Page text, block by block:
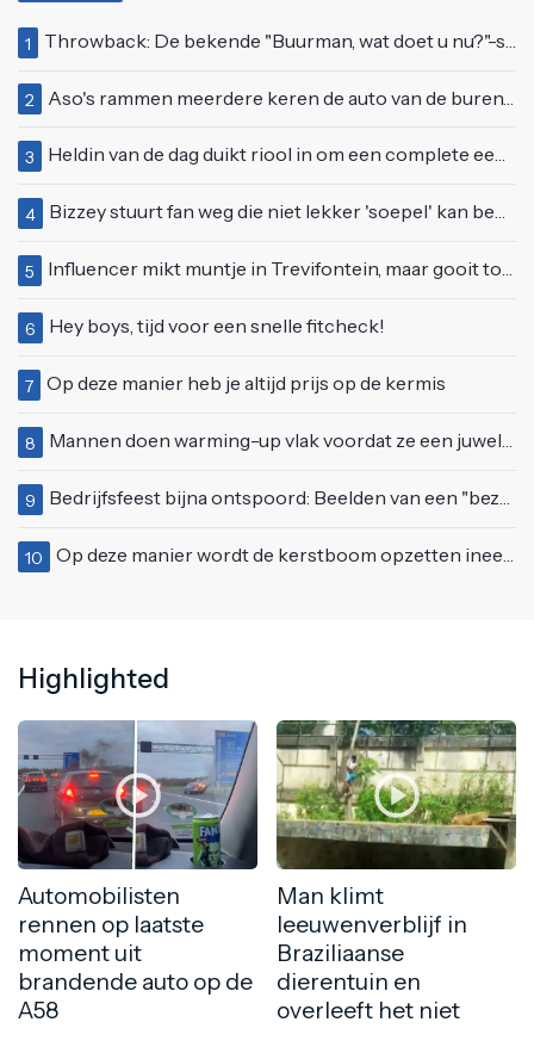
1 Throwback: De bekende "Buurman, wat doet u nu?"-scène uit Flodder met Tatjana Šimić
2 Aso's rammen meerdere keren de auto van de buren, maar doen alsof er niets gebeurd is
3 Heldin van de dag duikt riool in om een complete eendenfamilie te redden
4 Bizzey stuurt fan weg die niet lekker 'soepel' kan bewegen op podium
5 Influencer mikt muntje in Trevifontein, maar gooit toerist bijna knock-out
6 Hey boys, tijd voor een snelle fitcheck!
7 Op deze manier heb je altijd prijs op de kermis
8 Mannen doen warming-up vlak voordat ze een juwelierszaak in Rhenen overvallen
9 Bedrijfsfeest bijna ontspoord: Beelden van een "bezopen Tino Martin" gaan viraal
10 Op deze manier wordt de kerstboom opzetten ineens een stuk leuker
Highlighted
Automobilisten
rennen op laatste
moment uit
brandende auto op de
A58
Man klimt
leeuwenverblijf in
Braziliaanse
dierentuin en
overleeft het niet